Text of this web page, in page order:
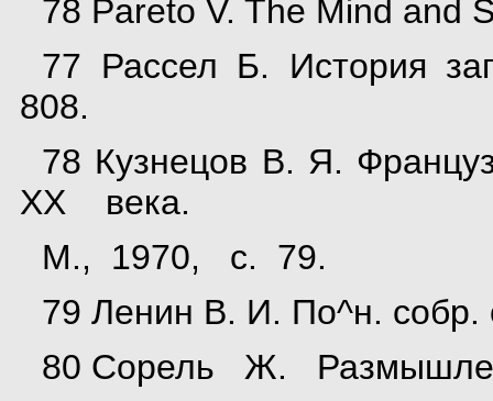
78 Pareto V. The Mind and
77 Рассел Б. История
808.
78 Кузнецов В. Я.
XX века.
М., 1970, с. 79.
79 Ленин В. И. По^н.
80 Сорель Ж.